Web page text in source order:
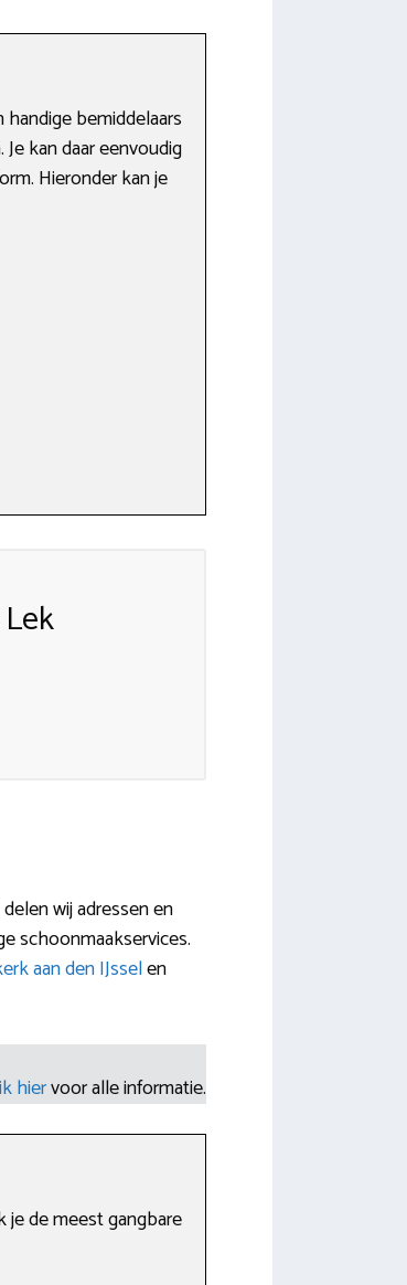
bemiddelaars
kan daar eenvoudig
Hieronder kan je
wij adressen en
schoonmaakservices.
aan den IJsselen
hiervoor alle informatie.
je de meest gangbare